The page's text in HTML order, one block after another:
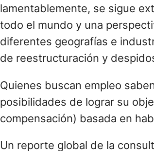
lamentablemente, se sigue
todo el mundo y una
diferentes geografías e
de reestructuración y
Quienes buscan empleo
posibilidades de lograr su
compensación) basada en
Un reporte global de la